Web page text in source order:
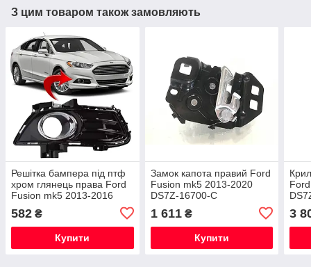
З цим товаром також замовляють
Решітка бампера під птф
хром глянець права Ford
Fusion mk5 2013-2016
582 ₴
Купити
Замок капота правий Ford
Fusion mk5 2013-2020
DS7Z-16700-C
1 611₴
Купити
3